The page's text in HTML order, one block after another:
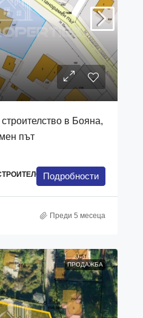
в Бояна,
път
Подробности
Преди 5 месеца
ПРОДАЖБА